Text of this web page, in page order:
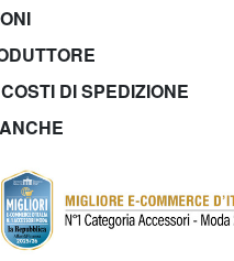
DI SPEDIZIONE